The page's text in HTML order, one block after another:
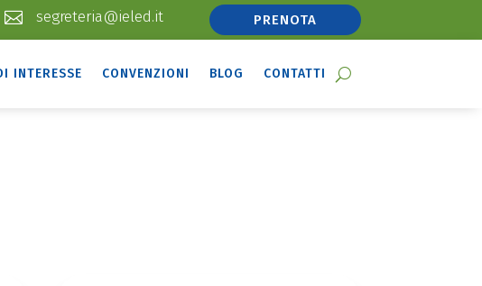
 segreteria@ieled.it PRENOTA
INTERESSE CONVENZIONI BLOG CONTATTI